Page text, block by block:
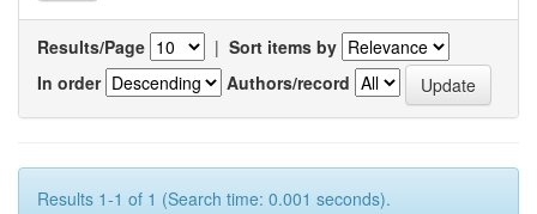
Results/Page | Sort items by
In order
Authors/record
Results 1-1 of 1 (Search time: 0.001 seconds).